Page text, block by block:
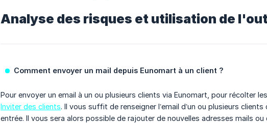
Analyse des risques et utilisation de
Comment envoyer un mail depuis Eunomart à un client ?
Pour envoyer un email à un ou plusieurs clients via Eunomart, pour récolter
Inviter des clients. Il vous suffit de renseigner l’email d’un ou plusieurs
entrée. Il vous sera alors possible de rajouter de nouvelles adresses mails ou